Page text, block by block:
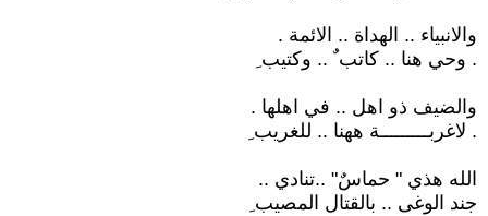
والانبياء .. الهداة .. الائمة .
. وحي هنا .. كاتب ٌ .. وكتيب ِ
والضيف ذو اهل .. في اهلها .
. لاغربـــــــــة ههنا .. للغريب ِ
الله هذي " حماسٌ" ..تنادي ..
جند الوغى .. بالقتال المصيب ِ